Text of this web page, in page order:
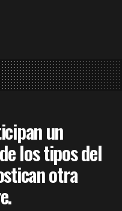
un
los tipos del
otra